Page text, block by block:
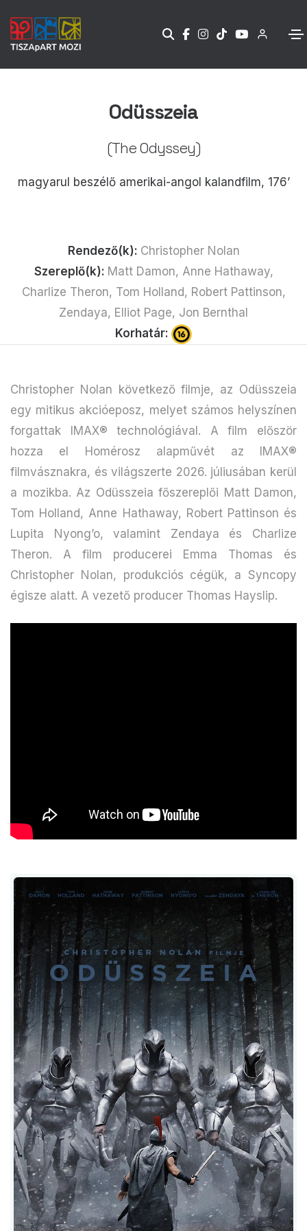
Odüsszeia
(The Odyssey)
magyarul beszélő amerikai-angol kalandfilm, 176’
Rendező(k): Christopher Nolan
Szereplő(k): Matt Damon, Anne Hathaway,
Charlize Theron, Tom Holland, Robert Pattinson,
Zendaya, Elliot Page, Jon Bernthal
Korhatár:
Christopher Nolan következő filmje, az Odüsszeia
egy mitikus akcióeposz, melyet számos helyszínen
forgattak IMAX® technológiával. A film először
hozza el Homérosz alapművét az IMAX®
filmvásznakra, és világszerte 2026. júliusában kerül
a mozikba. Az Odüsszeia főszereplői Matt Damon,
Tom Holland, Anne Hathaway, Robert Pattinson és
Lupita Nyong’o, valamint Zendaya és Charlize
Theron. A film producerei Emma Thomas és
Christopher Nolan, produkciós cégük, a Syncopy
égisze alatt. A vezető producer Thomas Hayslip.